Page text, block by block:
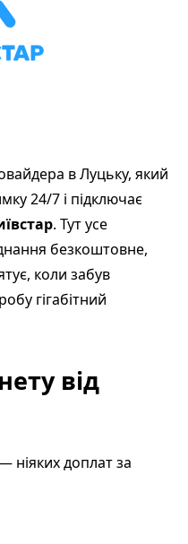
в Луцьку, який
24/7 і підключає
. Тут усе
безкоштовне,
коли забув
гігабітний
від
ніяких доплат за